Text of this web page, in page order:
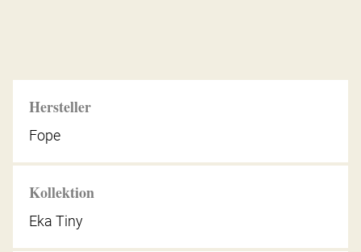
Hersteller
Fope
Kollektion
Eka Tiny